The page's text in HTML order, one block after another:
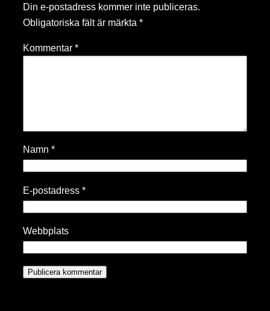
Din e-postadress kommer inte publiceras.
Obligatoriska fält är märkta *
Kommentar *
Namn *
E-postadress *
Webbplats